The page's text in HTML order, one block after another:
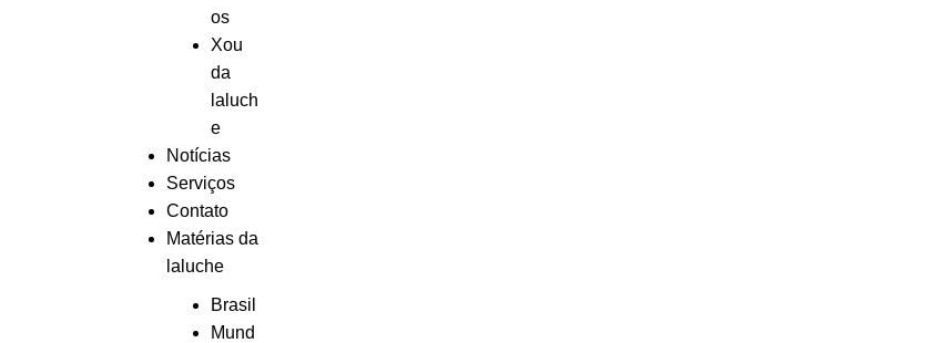
os
Xou
da
laluch
e
Notícias
Serviços
Contato
Matérias da
laluche
Brasil
Mund